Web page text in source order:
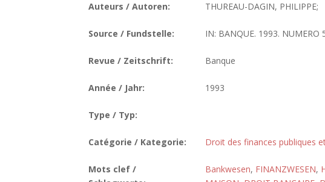
Auteurs / Autoren: THUREAU-DAGIN, PHILIPPE;
Source / Fundstelle: IN: BANQUE. 1993. NUMERO
Revue / Zeitschrift: Banque
Année / Jahr: 1993
Type / Typ:
Catégorie / Kategorie: Droit des finances publiques
Mots clef /
Bankwesen, FINANZWESEN,